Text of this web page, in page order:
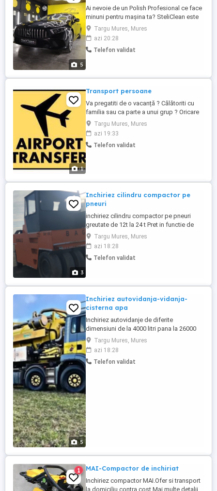
5
Ai nevoie de un Polish Profesional ce face
minuni pentru mașina ta? SteliClean este
alegerea perfectă pentru tine! Beneficiile
noastre includ: Polish Profesional de înaltă
calitate pentru o strălucire impecabilă.
Tratament Ceramic ce oferă protecție și
Targu Mures, Mures
azi 20:28
Telefon validat
1
Transport persoane
Va pregatiti de o vacanță ? Călătoriti cu
familia sau ca parte a unui grup ? Oricare
ar fi motivul, noi va stam la dispozitie, cu
un vehicul, care să se potrivească nevoilor
Dumneavoastră ! Va oferim transferuri in
conditii ideale de confort, siguranta si
Targu Mures, Mures
azi 19:33
Telefon validat
3
Inchiriez cilindru compactor pe
pneuri
inchiriez cilindru compactor pe pneuri
greutate de 12t la 24 t Pret in functie de
perioada
Targu Mures, Mures
azi 18:28
Telefon validat
5
Inchiriez autovidanja-vidanja-
cisterna apa
Inchiriez autovidanje de diferite
dimensiuni de la 4000 litri pana la 26000
de litri Detin si cisterna inox pentru apa
potabila Sunt dotate cu pompe de
incarcare-descarcare si instalatie de
stropit
Targu Mures, Mures
azi 18:28
Telefon validat
1 MAI-Compactor de inchiriat
Inchiriez compactor MAI.Ofer si transport
la domiciliu,contra cost.Mai multe detalii